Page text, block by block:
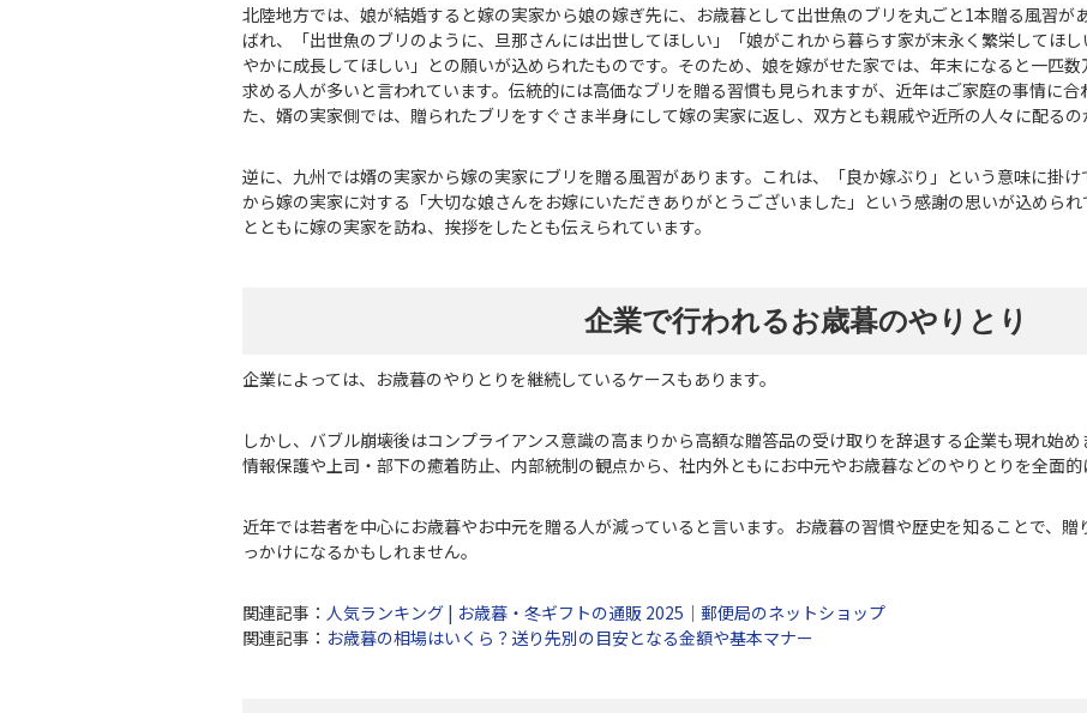
北陸地方では、娘が結婚すると嫁の実家から娘の嫁ぎ先に、お歳暮として出世魚のブリを丸ごと1本贈る風習が
ばれ、「出世魚のブリのように、旦那さんには出世してほしい」「娘がこれから暮らす家が末永く繁栄してほ
やかに成長してほしい」との願いが込められたものです。そのため、娘を嫁がせた家では、年末になると一匹
求める人が多いと言われています。伝統的には高価なブリを贈る習慣も見られますが、近年はご家庭の事情に合
た、婿の実家側では、贈られたブリをすぐさま半身にして嫁の実家に返し、双方とも親戚や近所の人々に配るの
逆に、九州では婿の実家から嫁の実家にブリを贈る風習があります。これは、「良か嫁ぶり」という意味に掛
から嫁の実家に対する「大切な娘さんをお嫁にいただきありがとうございました」という感謝の思いが込めら
とともに嫁の実家を訪ね、挨拶をしたとも伝えられています。
企業で行われるお歳暮のやりとり
企業によっては、お歳暮のやりとりを継続しているケースもあります。
しかし、バブル崩壊後はコンプライアンス意識の高まりから高額な贈答品の受け取りを辞退する企業も現れ始
情報保護や上司・部下の癒着防止、内部統制の観点から、社内外ともにお中元やお歳暮などのやりとりを全面的
近年では若者を中心にお歳暮やお中元を贈る人が減っていると言います。お歳暮の習慣や歴史を知ることで、
っかけになるかもしれません。
関連記事： 人気ランキング | お歳暮・冬ギフトの通販 2025｜郵便局のネットショップ
関連記事： お歳暮の相場はいくら？送り先別の目安となる金額や基本マナー